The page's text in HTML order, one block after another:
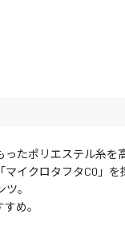
ったポリエステル糸を
マイクロタフタC0」
。
すめ。